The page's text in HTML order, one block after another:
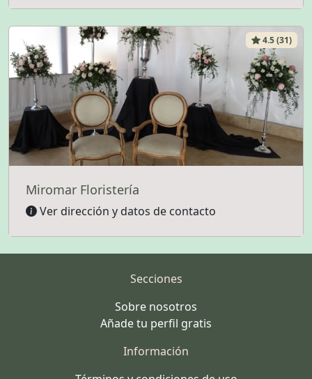
4.5 (31)
Miromar Floristería
Ver dirección y datos de contacto
Secciones
Sobre nosotros
Añade tu perfil gratis
Información